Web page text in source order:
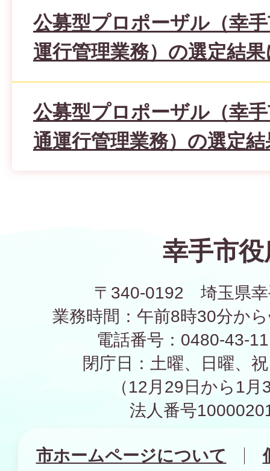
公募型プロポーザル（幸
運行管理業務）の選定結
公募型プロポーザル（幸
通運行管理業務）の選定
幸手市役
〒340-0192 埼玉県幸
業務時間：午前8時30分か
電話番号：0480-43-
閉庁日：土曜、日曜、
（12月29日から1
法人番号
市ホームページについて